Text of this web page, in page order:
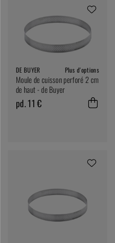
DE BUYER Plus d'options
Moule de cuisson perforé 2 cm
de haut - de Buyer
pd. 11 €